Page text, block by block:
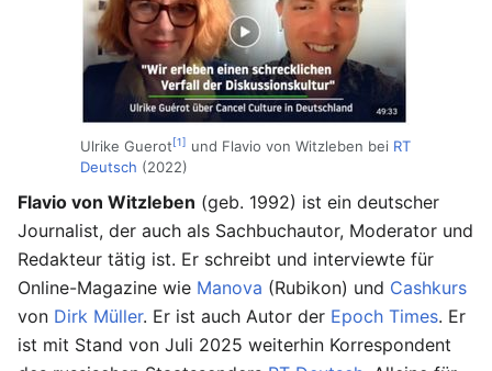
Ulrike Guerot [1] und Flavio von Witzleben bei RT
Deutsch (2022)
Flavio von Witzleben (geb. 1992) ist ein deutscher
Journalist, der auch als Sachbuchautor, Moderator und
Redakteur tätig ist. Er schreibt und interviewte für
Online-Magazine wie Manova (Rubikon) und Cashkurs
von Dirk Müller. Er ist auch Autor der Epoch Times. Er
ist mit Stand von Juli 2025 weiterhin Korrespondent